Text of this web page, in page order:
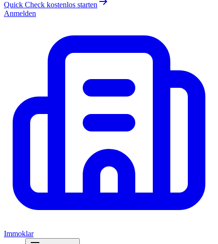
Quick Check kostenlos starten
Anmelden
Immoklar